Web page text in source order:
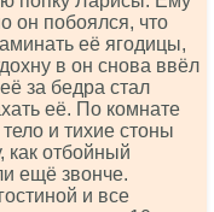
он побоялся, что
её ягодицы,
в он снова ввёл
за бедра стал
её. По комнате
и тихие стоны
как отбойный
ещё звонче.
и все